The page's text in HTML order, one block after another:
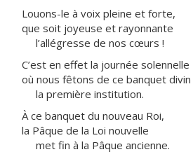
Louons-le à voix pleine et forte,
que soit joyeuse et rayonnante
l’allégresse de nos cœurs !
C’est en effet la journée solennelle
où nous fêtons de ce banquet divin
la première institution.
À ce banquet du nouveau Roi,
la Pâque de la Loi nouvelle
met fin à la Pâque ancienne.